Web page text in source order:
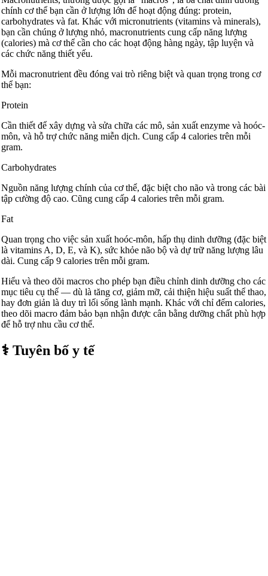
chính cơ thể bạn cần ở lượng lớn để hoạt động đúng: protein,
carbohydrates và fat. Khác với micronutrients (vitamins và minerals),
bạn cần chúng ở lượng nhỏ, macronutrients cung cấp năng lượng
(calories) mà cơ thể cần cho các hoạt động hàng ngày, tập luyện và
các chức năng thiết yếu.
Mỗi macronutrient đều đóng vai trò riêng biệt và quan trọng trong cơ
thể bạn:
Protein
Cần thiết để xây dựng và sửa chữa các mô, sản xuất enzyme và hoóc-
môn, và hỗ trợ chức năng miễn dịch. Cung cấp 4 calories trên mỗi
gram.
Carbohydrates
Nguồn năng lượng chính của cơ thể, đặc biệt cho não và trong các bài
tập cường độ cao. Cũng cung cấp 4 calories trên mỗi gram.
Fat
Quan trọng cho việc sản xuất hoóc-môn, hấp thụ dinh dưỡng (đặc biệt
là vitamins A, D, E, và K), sức khỏe não bộ và dự trữ năng lượng lâu
dài. Cung cấp 9 calories trên mỗi gram.
Hiểu và theo dõi macros cho phép bạn điều chỉnh dinh dưỡng cho các
mục tiêu cụ thể — dù là tăng cơ, giảm mỡ, cải thiện hiệu suất thể thao,
hay đơn giản là duy trì lối sống lành mạnh. Khác với chỉ đếm calories,
theo dõi macro đảm bảo bạn nhận được cân bằng dưỡng chất phù hợp
để hỗ trợ nhu cầu cơ thể.
⚕️ Tuyên bố y tế